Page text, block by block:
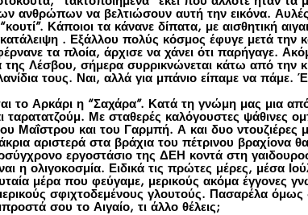
ανθρώπων να βελτιώσουν αυτή την εικόνα.
Κάποιοι τα κάνανε δίπατα, με αισθητική
. Εξάλλου πολύς κόσμος έφυγε μετά
τα πλοία, άρχισε να χάνει ότι παρήγαγε.
Λέσβου, σήμερα συρρικνώνεται κάτω από την
τους. Ναι, αλλά για μπάνιο είπαμε να πάμε.
Αρκάρι η “Σαχάρα”. Κατά τη γνώμη μας μια από
ταρατατζούμ. Με σταθερές καλόγουστες ψάθινες
Μαΐστρου και του Γαρμπή. Α και δυο ντουζιέρες
αριστερά στα βράχια του πέτρινου βραχίονα
εργοστάσιο της ΔΕΗ κοντά στη
η ολιγοκοσμία. Ειδικά τις πρώτες μέρες, μέσα
μέρα που φεύγαμε, μερικούς ακόμα έγγονες
μερικούς σφιχτοδεμένους γλουτούς. Πασαρέλα
σου το Αιγαίο, τι άλλο θέλεις;